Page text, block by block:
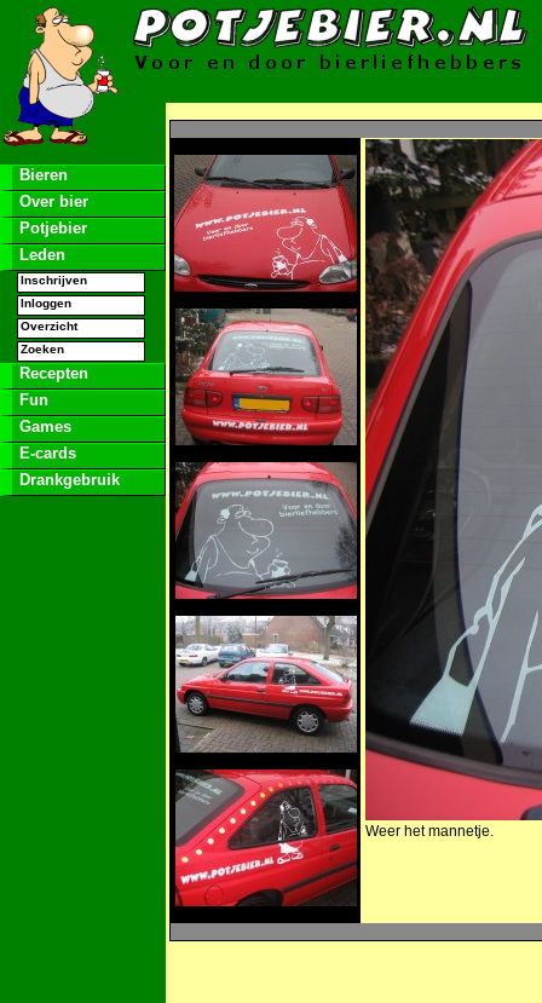
Bieren
Over bier
Potjebier
Leden
Inschrijven
Inloggen
Overzicht
Zoeken
Recepten
Fun
Games
E-cards
Drankgebruik
Weer het mannetje.